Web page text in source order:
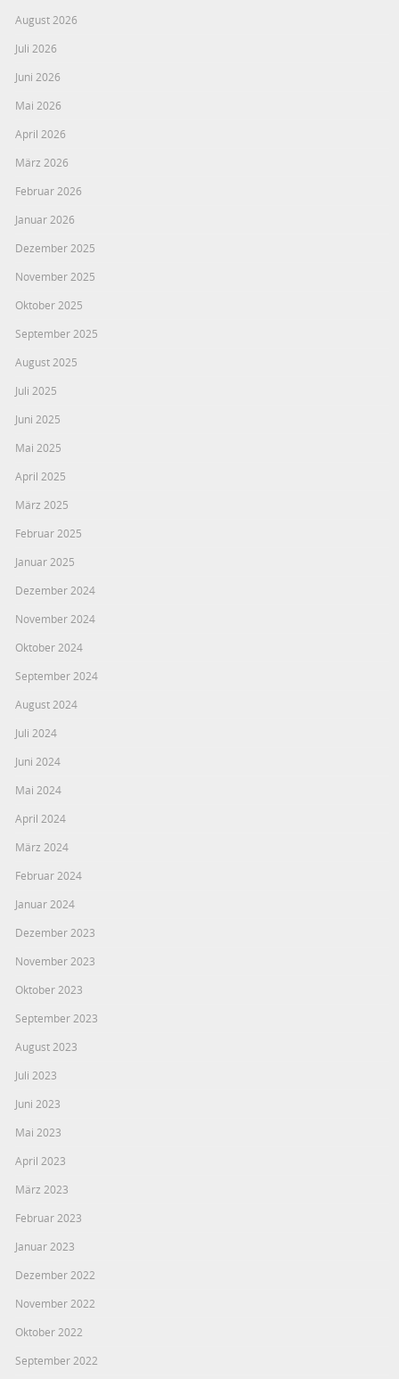
August 2026
Juli 2026
Juni 2026
Mai 2026
April 2026
März 2026
Februar 2026
Januar 2026
Dezember 2025
November 2025
Oktober 2025
September 2025
August 2025
Juli 2025
Juni 2025
Mai 2025
April 2025
März 2025
Februar 2025
Januar 2025
Dezember 2024
November 2024
Oktober 2024
September 2024
August 2024
Juli 2024
Juni 2024
Mai 2024
April 2024
März 2024
Februar 2024
Januar 2024
Dezember 2023
November 2023
Oktober 2023
September 2023
August 2023
Juli 2023
Juni 2023
Mai 2023
April 2023
März 2023
Februar 2023
Januar 2023
Dezember 2022
November 2022
Oktober 2022
September 2022